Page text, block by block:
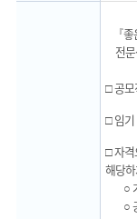
『
전
□ 공모
□ 임기
□ 자격
해당
○
○